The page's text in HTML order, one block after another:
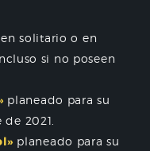
solitario o en
si no poseen
planeado para su
2021.
planeado para su